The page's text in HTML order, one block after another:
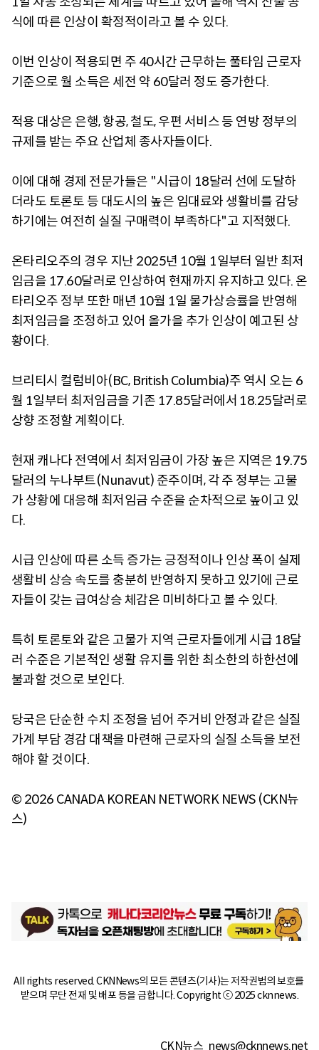
식에 따른 인상이 확정적이라고 볼 수 있다.
이번 인상이 적용되면 주 40시간 근무하는 풀타임 근로자
기준으로 월 소득은 세전 약 60달러 정도 증가한다.
적용 대상은 은행, 항공, 철도, 우편 서비스 등 연방 정부의
규제를 받는 주요 산업체 종사자들이다.
이에 대해 경제 전문가들은 "시급이 18달러 선에 도달하
더라도 토론토 등 대도시의 높은 임대료와 생활비를 감당
하기에는 여전히 실질 구매력이 부족하다"고 지적했다.
온타리오주의 경우 지난 2025년 10월 1일부터 일반 최저
임금을 17.60달러로 인상하여 현재까지 유지하고 있다. 온
타리오주 정부 또한 매년 10월 1일 물가상승률을 반영해
최저임금을 조정하고 있어 올가을 추가 인상이 예고된 상
황이다.
브리티시 컬럼비아(BC, British Columbia)주 역시 오는 6
월 1일부터 최저임금을 기존 17.85달러에서 18.25달러로
상향 조정할 계획이다.
현재 캐나다 전역에서 최저임금이 가장 높은 지역은 19.75
달러의 누나부트(Nunavut) 준주이며, 각 주 정부는 고물
가 상황에 대응해 최저임금 수준을 순차적으로 높이고 있
다.
시급 인상에 따른 소득 증가는 긍정적이나 인상 폭이 실제
생활비 상승 속도를 충분히 반영하지 못하고 있기에 근로
자들이 갖는 급여상승 체감은 미비하다고 볼 수 있다.
특히 토론토와 같은 고물가 지역 근로자들에게 시급 18달
러 수준은 기본적인 생활 유지를 위한 최소한의 하한선에
불과할 것으로 보인다.
당국은 단순한 수치 조정을 넘어 주거비 안정과 같은 실질
가계 부담 경감 대책을 마련해 근로자의 실질 소득을 보전
해야 할 것이다.
© 2026 CANADA KOREAN NETWORK NEWS (CKN뉴
스)
All rights reserved. CKNNews의 모든 콘텐츠(기사)는 저작권법의 보호를
받으며 무단 전재 및 배포 등을 금합니다. Copyright ⓒ 2025 cknnews.
CKN뉴스 news@cknnews.net